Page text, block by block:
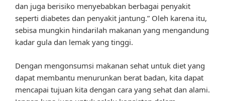
dan juga berisiko menyebabkan berbagai penyakit
seperti diabetes dan penyakit jantung.” Oleh karena itu,
sebisa mungkin hindarilah makanan yang mengandung
kadar gula dan lemak yang tinggi.
Dengan mengonsumsi makanan sehat untuk diet yang
dapat membantu menurunkan berat badan, kita dapat
mencapai tujuan kita dengan cara yang sehat dan alami.